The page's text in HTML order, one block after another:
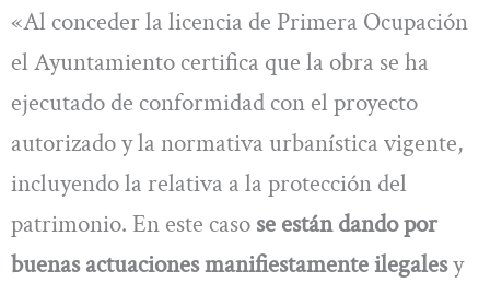
«Al conceder la licencia de Primera Ocupación
el Ayuntamiento certifica que la obra se ha
ejecutado de conformidad con el proyecto
autorizado y la normativa urbanística vigente,
incluyendo la relativa a la protección del
patrimonio. En este caso se están dando por
buenas actuaciones manifiestamente ilegalesy